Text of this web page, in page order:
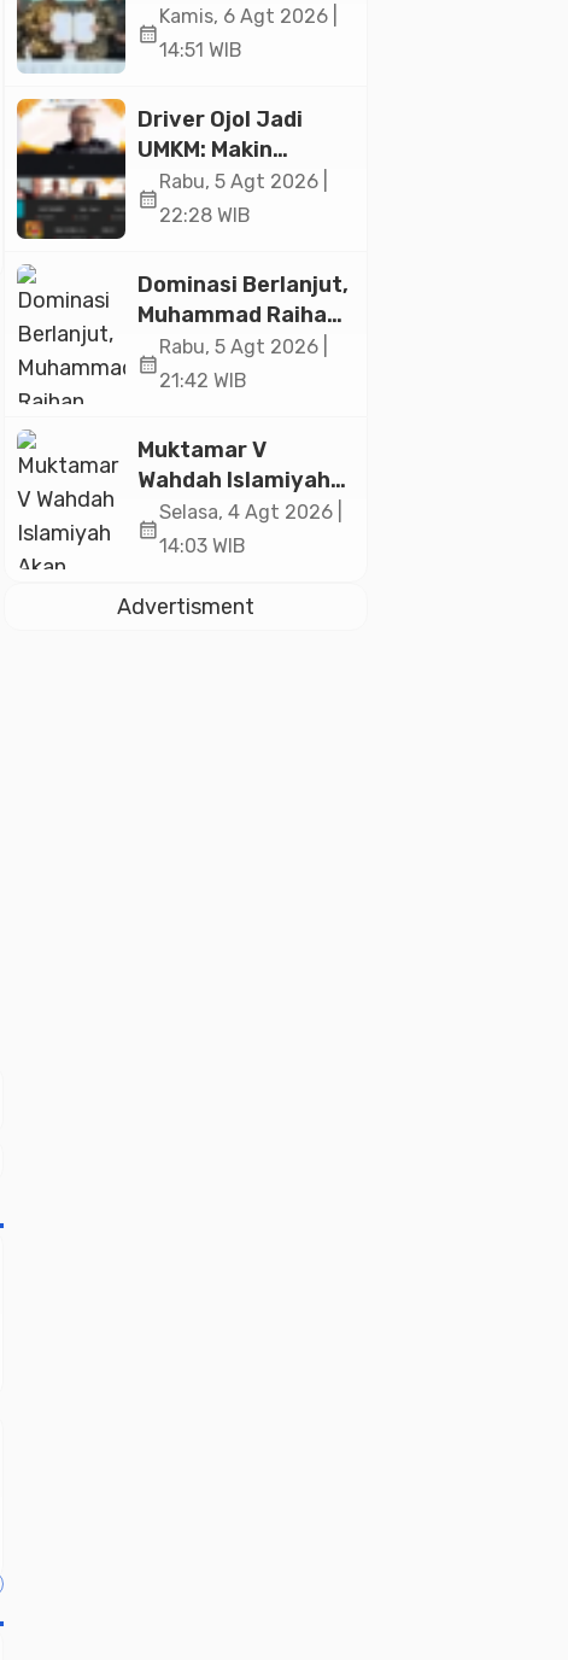
19 Kerja Sama
Ekonomi Senilai Rp
calendar_month
Kamis, 6 Agt 2026 |
14:51 WIB
Driver Ojol Jadi
UMKM: Makin
Sejahtera atau
Merana? Ini
Paramadina
calendar_month
Rabu, 5 Agt 2026 |
22:28 WIB
Dominasi Berlanjut,
Muhammad Raihan
Fadila Sabet Emas
Kyorugi di Asian
Indonesia Open
2026
calendar_month
Rabu, 5 Agt 2026 |
21:42 WIB
Muktamar V
Wahdah Islamiyah
Akan Kukuhkan
10.000 Guru Al-
Istiqlal
calendar_month
Selasa, 4 Agt 2026 |
14:03 WIB
Advertisment